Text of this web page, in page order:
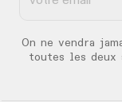
On ne vendra
toutes les deux